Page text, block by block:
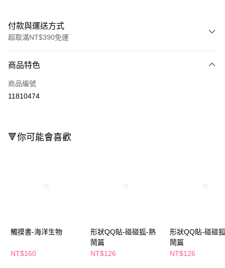
付款與運送方式
超取滿NT$390免運
POYA支付
信用卡一次付款
相關說明
AFTEE先享後付是「在收到商品之後才付款」的支付方式。 讓您購物簡單
即享券
商品特色
商品編號
11810474
🔻你可能會喜歡
觸摸書-海洋生物
NT$160
形狀QQ貼-碰碰狐-熱
鬧篇
NT$126
形狀QQ貼-碰碰
鬧篇
NT$126